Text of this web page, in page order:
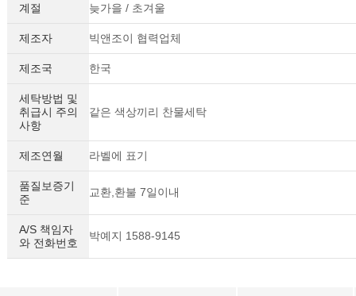
계절 늦가을 / 초겨울
제조자 빅앤조이 협력업체
제조국 한국
세탁방법 및
취급시 주의
사항
같은 색상끼리 찬물세탁
제조연월 라벨에 표기
품질보증기
준
교환,환불 7일이내
A/S 책임자
와 전화번호
박예지 1588-9145